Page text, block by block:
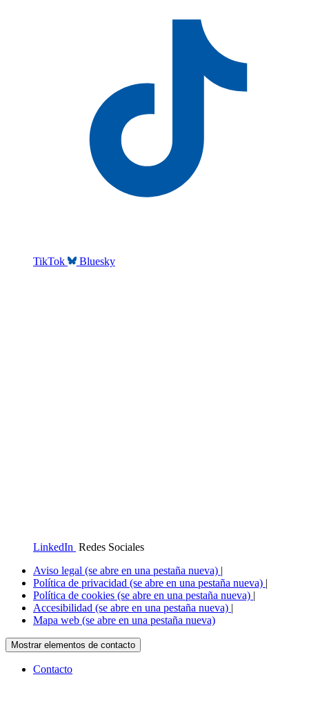
TikTok Bluesky
LinkedIn Redes Sociales
Aviso legal (se abre en una pestaña nueva) |
Política de privacidad (se abre en una pestaña nueva) |
Política de cookies (se abre en una pestaña nueva) |
Accesibilidad (se abre en una pestaña nueva) |
Mapa web (se abre en una pestaña nueva)
Mostrar elementos de contacto
Contacto